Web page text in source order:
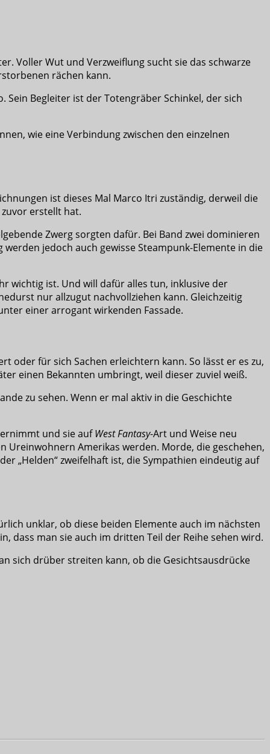
Voller Wut und Verzweiflung sucht sie das schwarze
rächen kann.
Begleiter ist der Totengräber Schinkel, der sich
wie eine Verbindung zwischen den einzelnen
ist dieses Mal Marco Itri zuständig, derweil die
erstellt hat.
Zwerg sorgten dafür. Bei Band zwei dominieren
jedoch auch gewisse Steampunk-Elemente in die
wichtig ist. Und will dafür alles tun, inklusive der
nur allzugut nachvollziehen kann. Gleichzeitig
einer arrogant wirkenden Fassade.
oder für sich Sachen erleichtern kann. So lässt er es zu,
einen Bekannten umbringt, weil dieser zuviel weiß.
zu sehen. Wenn er mal aktiv in die Geschichte
und sie aufWest Fantasy-Art und Weise neu
Ureinwohnern Amerikas werden. Morde, die geschehen,
„Helden“ zweifelhaft ist, die Sympathien eindeutig auf
unklar, ob diese beiden Elemente auch im nächsten
dass man sie auch im dritten Teil der Reihe sehen wird.
sich drüber streiten kann, ob die Gesichtsausdrücke